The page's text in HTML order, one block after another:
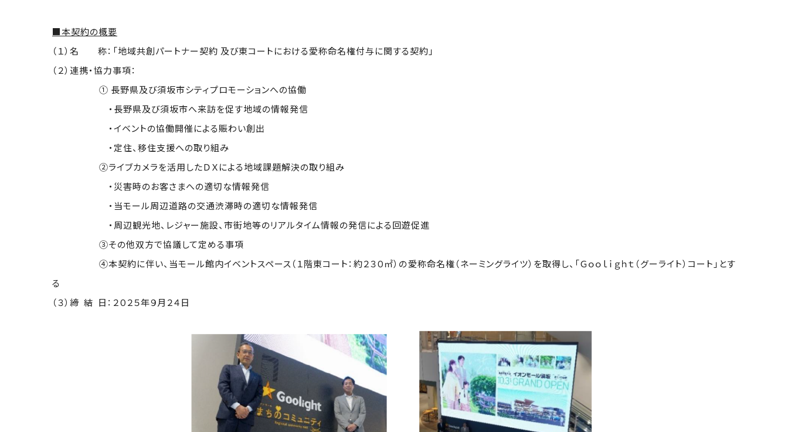
■本契約の概要
（１）名 称：「地域共創パートナー契約 及び東コートにおける愛称命名権付与に関する契約」
（２）連携・協力事項：
① 長野県及び須坂市シティプロモーションへの協働
・長野県及び須坂市へ来訪を促す地域の情報発信
・イベントの協働開催による賑わい創出
・定住、移住支援への取り組み
②ライブカメラを活用したＤＸによる地域課題解決の取り組み
・災害時のお客さまへの適切な情報発信
・当モール周辺道路の交通渋滞時の適切な情報発信
・周辺観光地、レジャー施設、市街地等のリアルタイム情報の発信による回遊促進
③その他双方で協議して定める事項
④本契約に伴い、当モール館内イベントスペース（１階東コート：約２３０㎡）の愛称命名権（ネーミングライツ）を取得し、「Ｇｏｏｌｉｇｈｔ（グーライト）コート」とす
る
（３）締 結 日：２０２５年９月２４日